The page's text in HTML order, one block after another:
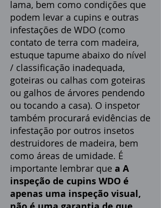
lama, bem como condições que
podem levar a cupins e outras
infestações de WDO (como
contato de terra com madeira,
estuque tapume abaixo do nível
/ classificação inadequada,
goteiras ou calhas com goteiras
ou galhos de árvores pendendo
ou tocando a casa). O inspetor
também procurará evidências de
infestação por outros insetos
destruidores de madeira, bem
como áreas de umidade. É
importante lembrar que a A
inspeção de cupins WDO é
apenas uma inspeção visual,